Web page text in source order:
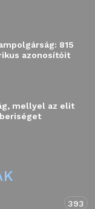
815
azonosítóit
mellyel az elit
393